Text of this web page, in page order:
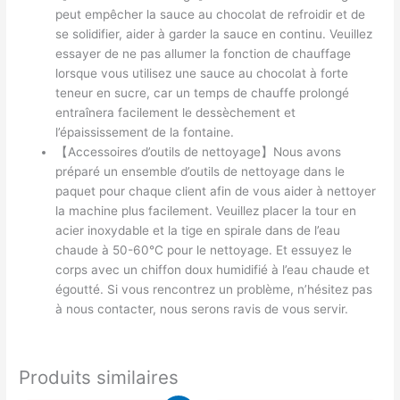
peut empêcher la sauce au chocolat de refroidir et de
se solidifier, aider à garder la sauce en continu. Veuillez
essayer de ne pas allumer la fonction de chauffage
lorsque vous utilisez une sauce au chocolat à forte
teneur en sucre, car un temps de chauffe prolongé
entraînera facilement le dessèchement et
l’épaississement de la fontaine.
【Accessoires d’outils de nettoyage】Nous avons
préparé un ensemble d’outils de nettoyage dans le
paquet pour chaque client afin de vous aider à nettoyer
la machine plus facilement. Veuillez placer la tour en
acier inoxydable et la tige en spirale dans de l’eau
chaude à 50-60°C pour le nettoyage. Et essuyez le
corps avec un chiffon doux humidifié à l’eau chaude et
égoutté. Si vous rencontrez un problème, n’hésitez pas
à nous contacter, nous serons ravis de vous servir.
Produits similaires